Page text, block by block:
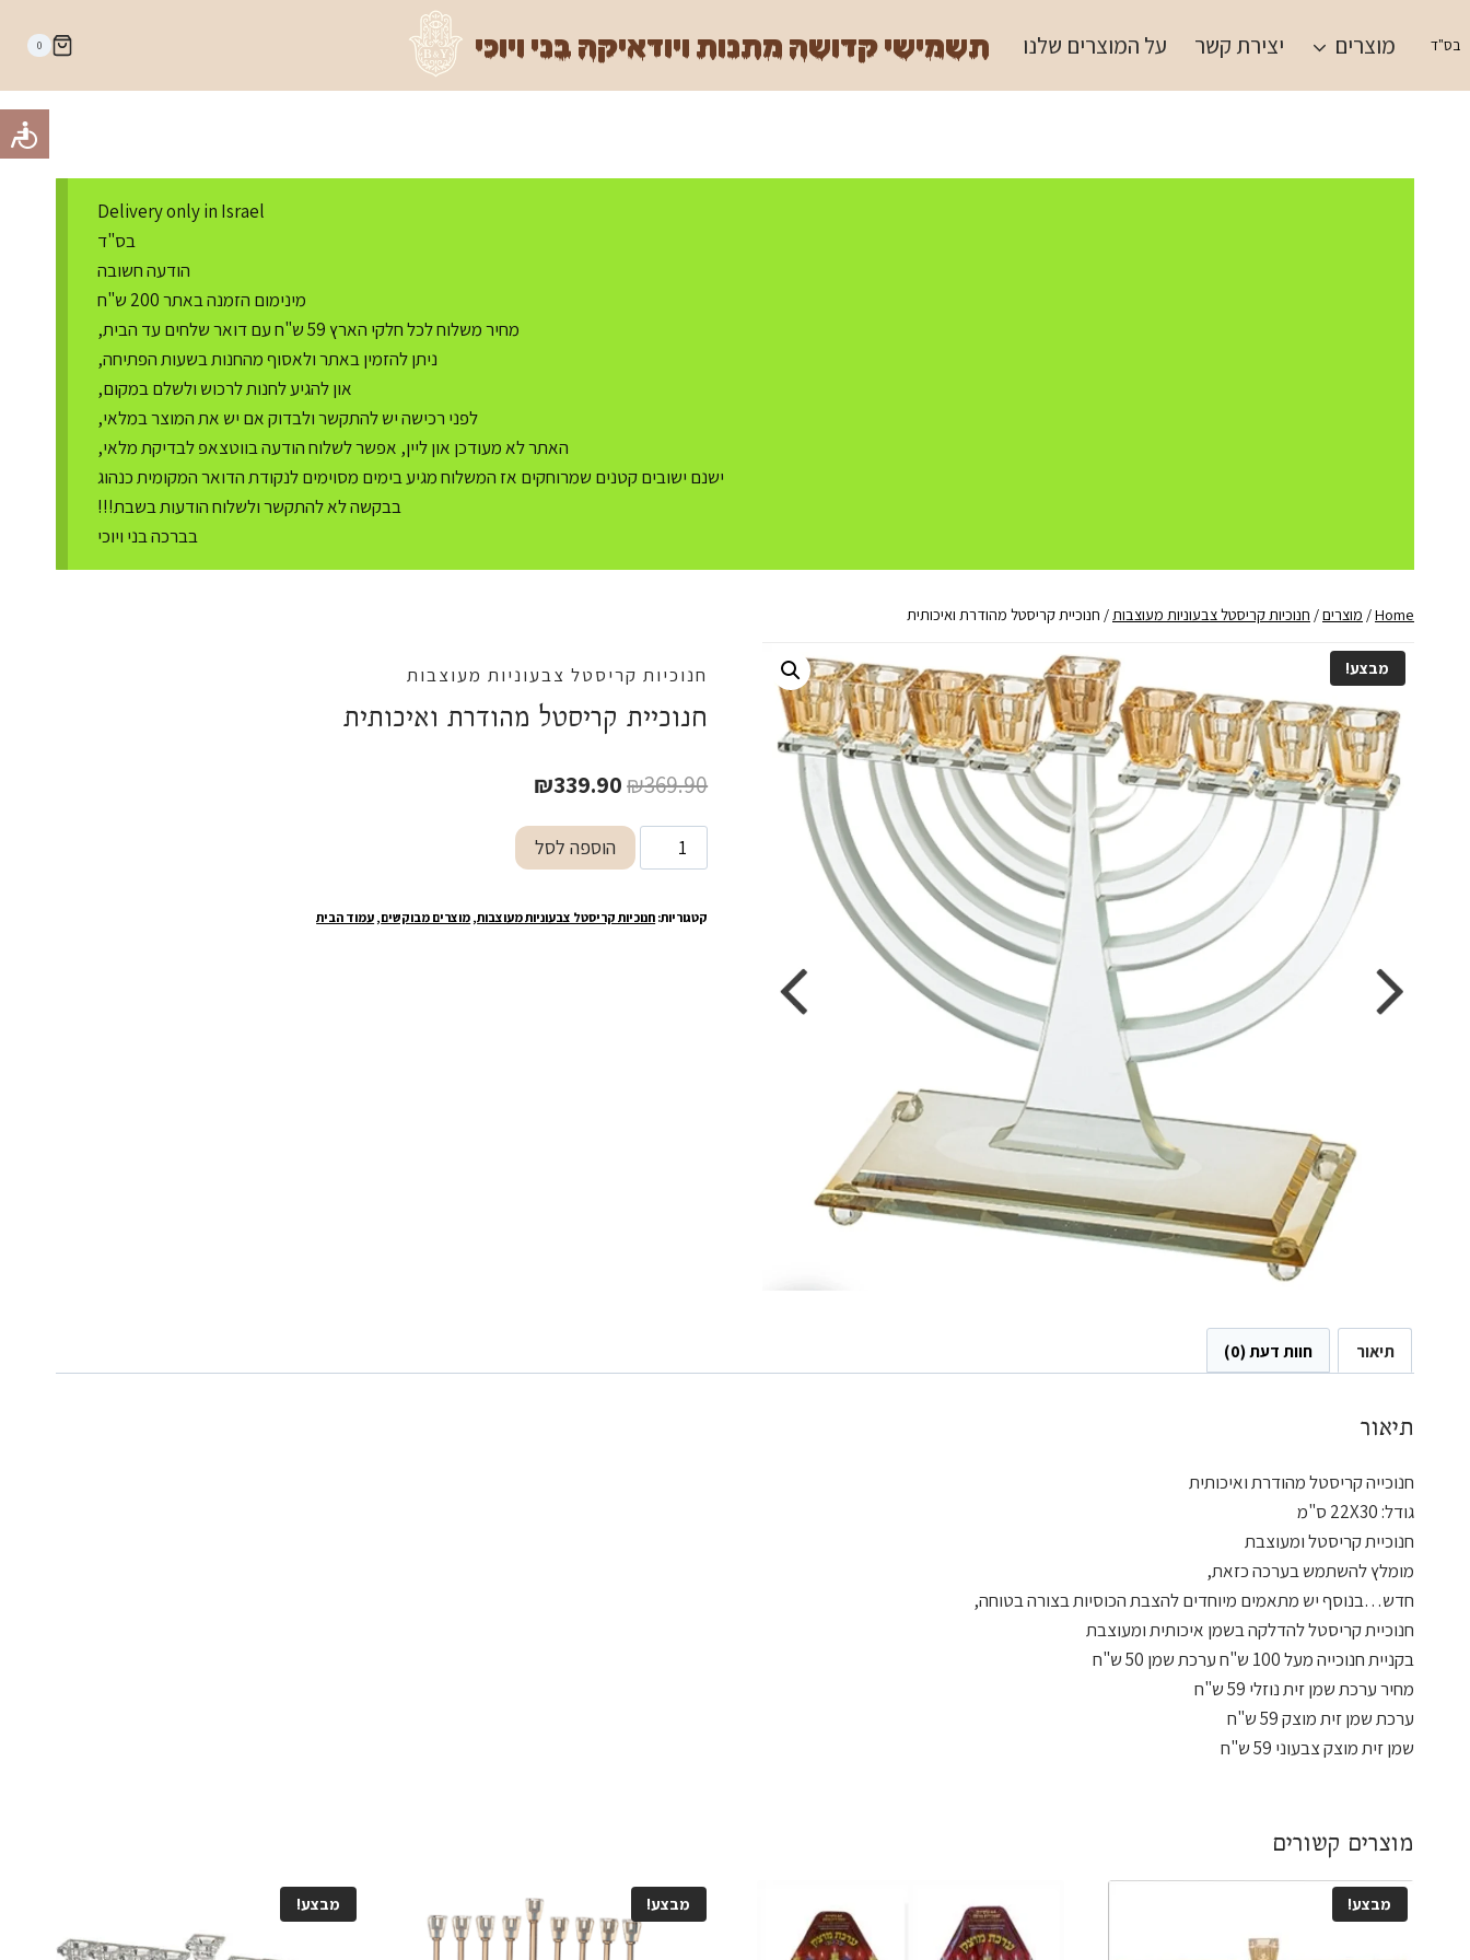
toבס"ד מוצרים יצירת קשר על המוצרים שלנו תשמישי קדושה מתנות ויודאיקה בני ויוכי 0
Delivery only in Israel
בס"ד
הודעה חשובה
מינימום הזמנה באתר 200 ש"ח
מחיר משלוח לכל חלקי הארץ 59 ש"ח עם דואר שלחים עד הבית,
ניתן להזמין באתר ולאסוף מהחנות בשעות הפתיחה,
און להגיע לחנות לרכוש ולשלם במקום,
לפני רכישה יש להתקשר ולבדוק אם יש את המוצר במלאי,
האתר לא מעודכן און ליין, אפשר לשלוח הודעה בווטצאפ לבדיקת מלאי,
ישנם ישובים קטנים שמרוחקים אז המשלוח מגיע בימים מסוימים לנקודת הדואר המקומית כנהוג
בבקשה לא להתקשר ולשלוח הודעות בשבת!!!
בברכה בני ויוכי
Home
/ מוצרים/ חנוכיות קריסטל צבעוניות מעוצבות / חנוכיית קריסטל מהודרת ואיכותית
מבצע! חנוכיות קריסטל צבעוניות מעוצבות
חנוכיית קריסטל מהודרת ואיכותית
₪369.90
המחיר
המקורי
היה:
₪339.90
המחיר
הנוכחי
הוא:
כמות
של
קריסטל
הוספה לסל
קטגוריות: חנוכיות קריסטל צבעוניות מעוצבות, מוצרים מבוקשים, עמוד הבית
תיאור חוות דעת (0)
תיאור
חנוכייה קריסטל מהודרת ואיכותית
גודל: 22X30 ס"מ
חנוכיית קריסטל ומעוצבת
מומלץ להשתמש בערכה כזאת,
חדש…בנוסף יש מתאמים מיוחדים להצבת הכוסיות בצורה בטוחה,
חנוכיית קריסטל להדלקה בשמן איכותית ומעוצבת
בקניית חנוכייה מעל 100 ש"ח ערכת שמן 50 ש"ח
מחיר ערכת שמן זית נוזלי 59 ש"ח
ערכת שמן זית מוצק 59 ש"ח
שמן זית מוצק צבעוני 59 ש"ח
מוצרים קשורים
מבצע! מבצע! מבצע!